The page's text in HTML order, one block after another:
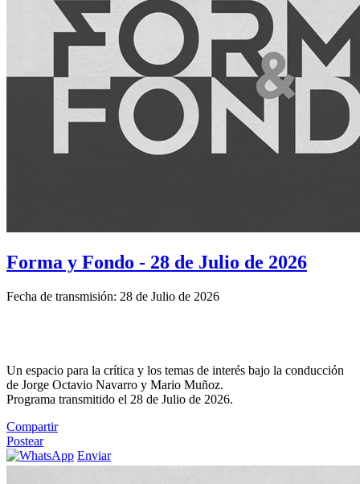
Forma y Fondo - 28 de Julio de 2026
Fecha de transmisión: 28 de Julio de 2026
Un espacio para la crítica y los temas de interés bajo la conducción
de Jorge Octavio Navarro y Mario Muñoz.
Programa transmitido el 28 de Julio de 2026.
Compartir
Postear
Enviar